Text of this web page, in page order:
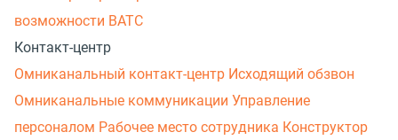
возможности ВАТС
Контакт-центр
Омниканальный контакт-центр Исходящий обзвон
Омниканальные коммуникации Управление
персоналом Рабочее место сотрудника Конструктор